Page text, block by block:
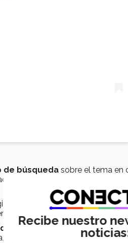
de búsqueda sobre el tema en
en tiempo real para
y cuenta con cerca de5
Tecmisma que lo impulsó a
estudiante de la Syracuse
Recibe nuestro